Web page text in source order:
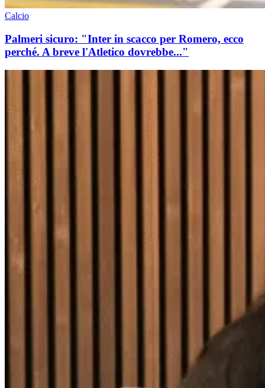
Calcio
Palmeri sicuro: "Inter in scacco per Romero, ecco
perché. A breve l'Atletico dovrebbe..."